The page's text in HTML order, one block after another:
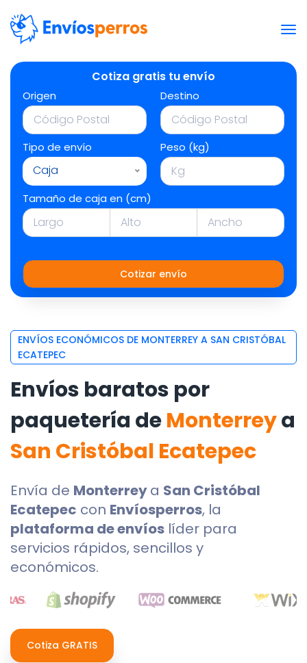
Cotiza gratis tu envío
Origen Destino
Tipo de envío
Caja
Peso (kg)
Tamaño de caja en (cm)
Cotizar envío
ENVÍOS ECONÓMICOS DE MONTERREY A SAN CRISTÓBAL
ECATEPEC
Envíos baratos por
paquetería deMonterreya
San Cristóbal Ecatepec
Envía de Monterreya San Cristóbal
Ecatepec con Envíosperros, la
plataforma de envíos líder para
servicios rápidos, sencillos y
económicos.
Cotiza GRATIS